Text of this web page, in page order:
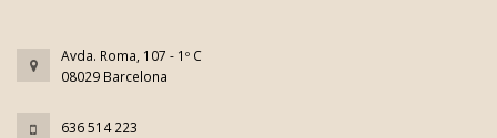
Avda. Roma, 107 - 1º C
08029 Barcelona
636 514 223